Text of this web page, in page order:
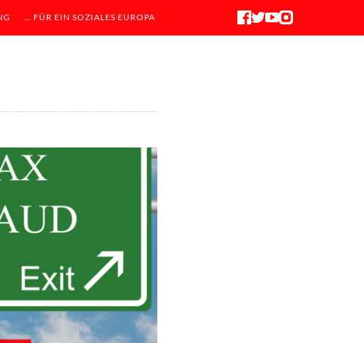
… FÜR EIN SOZIALES EUROPA